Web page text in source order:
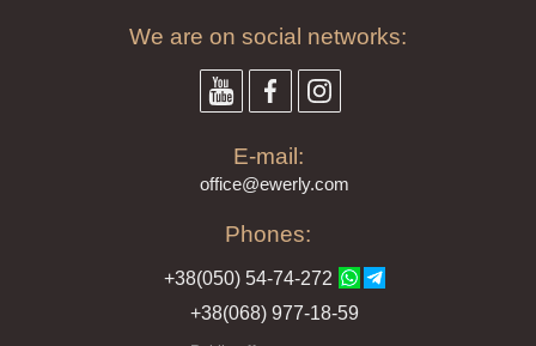
We are on social networks:
E-mail:
office@ewerly.com
Phones:
+38(050) 54-74-272
+38(068) 977-18-59